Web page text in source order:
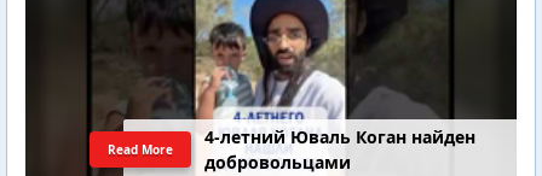
4-летний Юваль Коган найден
добровольцами
Read More